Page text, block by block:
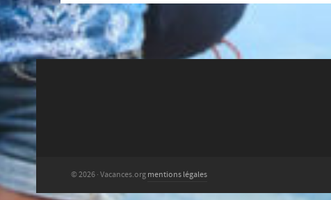
© 2026 · Vacances.org mentions légales